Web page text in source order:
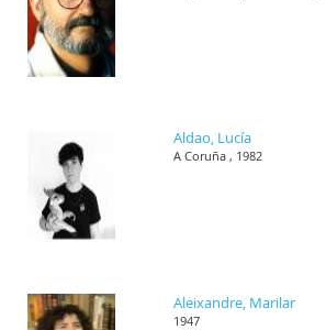
Aldao, Lucía
A Coruña , 1982
Aleixandre, Marilar
1947